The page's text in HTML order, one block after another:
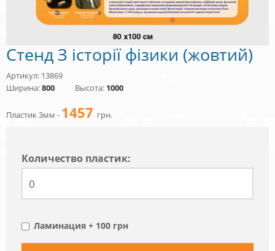
Стенд З історії фізики (жовтий)
Артикул: 13869
Ширина:800 Высота: 1000
Пластик 3мм - 1457 грн.
Количество пластик:
Ламинация + 100 грн